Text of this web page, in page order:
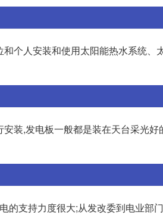
个人安装和使用太阳能热水系统、
装,发电板一般都是装在天台采光
支持力度很大;从发改委到电业部门